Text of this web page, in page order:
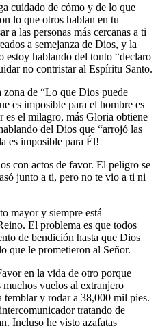
cuidado de cómo y de lo que
lo que otros hablan en tu
a las personas más cercanas a ti
a semejanza de Dios, y la
estoy hablando del tonto “declaro
no contristar al Espíritu Santo.
de “Lo que Dios puede
es imposible para el hombre es
es el milagro, más Gloria obtiene
del Dios que “arrojó las
es imposible para Él!
con actos de favor. El peligro se
junto a ti, pero no te vio a ti ni
mayor y siempre está
El problema es que todos
de bendición hasta que Dios
que le prometieron al Señor.
en la vida de otro porque
muchos vuelos al extranjero
temblar y rodar a 38,000 mil pies.
tratando de
Incluso he visto azafatas